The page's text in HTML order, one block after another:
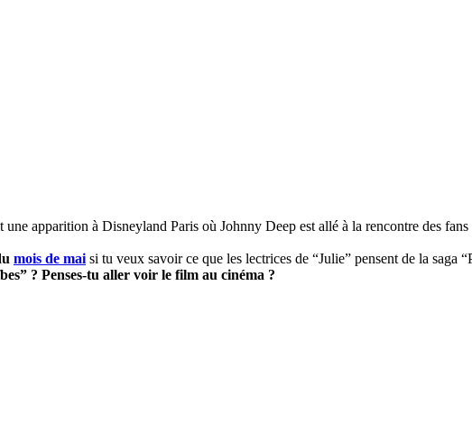
apparition à Disneyland Paris où Johnny Deep est allé à la rencontre des
mois de mai si tu veux savoir ce que les lectrices de “Julie” pensent de la saga
? Penses-tu aller voir le film au cinéma ?